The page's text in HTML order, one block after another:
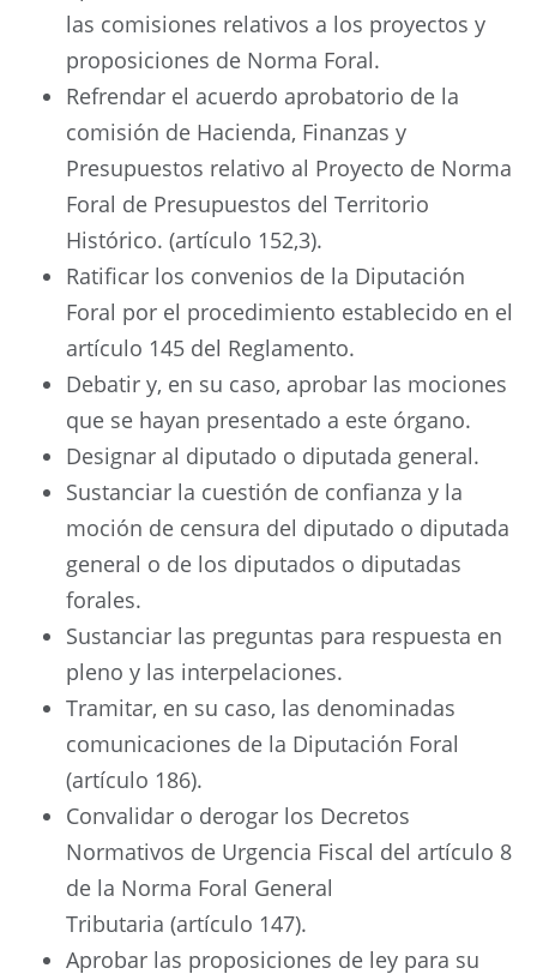
las comisiones relativos a los proyectos y
proposiciones de Norma Foral.
Refrendar el acuerdo aprobatorio de la
comisión de Hacienda, Finanzas y
Presupuestos relativo al Proyecto de Norma
Foral de Presupuestos del Territorio
Histórico. (artículo 152,3).
Ratificar los convenios de la Diputación
Foral por el procedimiento establecido en el
artículo 145 del Reglamento.
Debatir y, en su caso, aprobar las mociones
que se hayan presentado a este órgano.
Designar al diputado o diputada general.
Sustanciar la cuestión de confianza y la
moción de censura del diputado o diputada
general o de los diputados o diputadas
forales.
Sustanciar las preguntas para respuesta en
pleno y las interpelaciones.
Tramitar, en su caso, las denominadas
comunicaciones de la Diputación Foral
(artículo 186).
Convalidar o derogar los Decretos
Normativos de Urgencia Fiscal del artículo 8
de la Norma Foral General
Tributaria (artículo 147).
Aprobar las proposiciones de ley para su